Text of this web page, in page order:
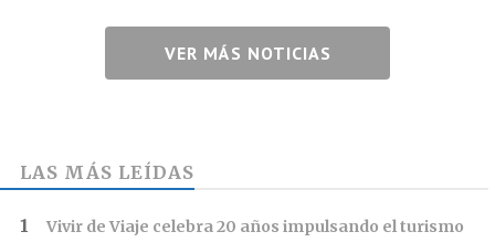
VER MÁS NOTICIAS
LAS MÁS LEÍDAS
Vivir de Viaje celebra 20 años impulsando el turismo